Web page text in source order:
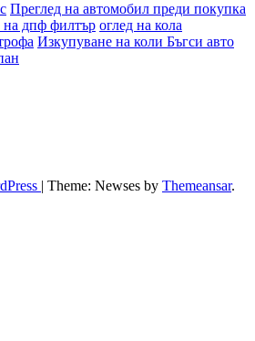
Преглед на автомобил преди покупка
на дпф филтър оглед на кола
Изкупуване на коли Бъгси авто
| Theme: Newses by Themeansar.